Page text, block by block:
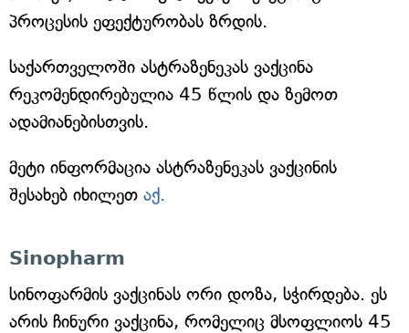
პროცესის ეფექტურობას ზრდის.
საქართველოში ასტრაზენეკას ვაქცინა
რეკომენდირებულია 45 წლის და ზემოთ
ადამიანებისთვის.
მეტი ინფორმაცია ასტრაზენეკას ვაქცინის
შესახებ იხილეთ აქ.
Sinopharm
სინოფარმის ვაქცინას ორი დოზა, სჭირდება. ეს
არის ჩინური ვაქცინა, რომელიც მსოფლიოს 45